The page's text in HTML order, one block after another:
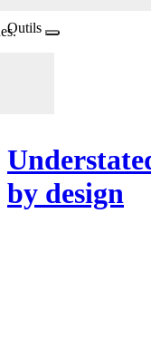
Outils
by design